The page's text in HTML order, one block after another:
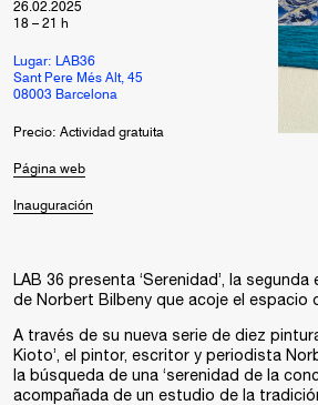
26.02.2025
18 – 21 h
Lugar: LAB36
Sant Pere Més Alt, 45
08003 Barcelona
Precio: Actividad gratuita
Página web
Inauguración
LAB 36 presenta ‘Serenidad’, la
de Norbert Bilbeny que acoje el espacio
A través de su nueva serie de diez
Kioto’, el pintor, escritor y periodista
la búsqueda de una ‘serenidad de la
acompañada de un estudio de la